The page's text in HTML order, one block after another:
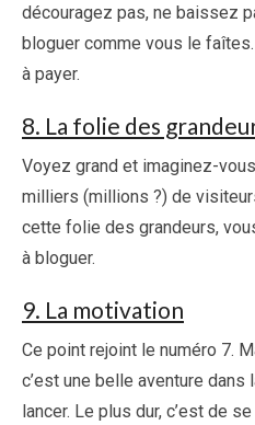
découragez pas, ne baissez
bloguer comme vous le
à payer.
8. La folie des
Voyez grand et imaginez-
milliers (millions ?) de
cette folie des grandeurs,
à bloguer.
9. La motivation
Ce point rejoint le numéro 7.
c’est une belle aventure
lancer. Le plus dur, c’est de